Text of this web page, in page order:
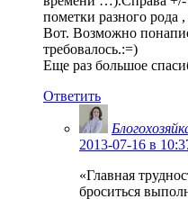
пометки разного рода ,
Вот. Возможно
требовалось.:=)
Еще раз большое
Ответить
2013-07-16 в
«Главная
броситься